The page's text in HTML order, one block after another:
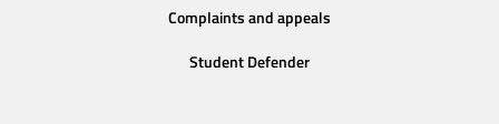
Complaints and appeals
Student Defender